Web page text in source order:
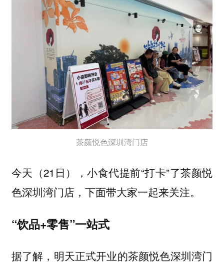
茶颜悦色深圳湾门店
今天（21日），小食代提前“打卡”了茶颜悦
色深圳湾门店，下面带大家一起来关注。
“饮品+零售”一站式
据了解，明天正式开业的茶颜悦色深圳湾门